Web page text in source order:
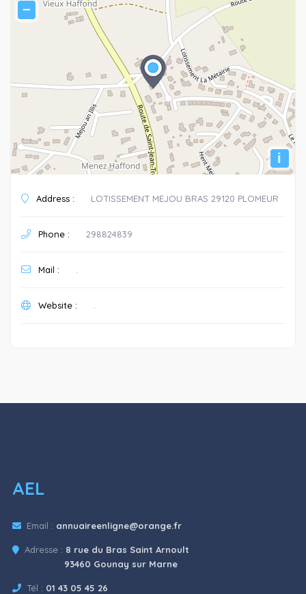
−
i
Address : LOTISSEMENT MEJOU BRAS 29120 PLOMEUR
Phone : 298824839
Mail :
Website :
AEL
Email : annuaireenligne@orange.fr
Adresse : 8 rue du Bras Saint Arnoult
93460 Gounay sur Marne
Tél : 01 43 05 45 26